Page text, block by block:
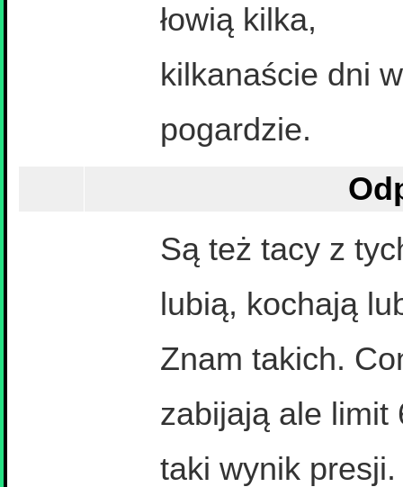
łowią kilka,
kilkanaście dni
pogardzie.
Są też tacy z
lubią, kochają
Znam takich.
zabijają ale limit
taki wynik